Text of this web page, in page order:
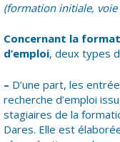
(formation initiale, voie
Concernant la
d’emploi, deux types
– D’une part, les
recherche d’emploi
stagiaires de la
Dares. Elle est